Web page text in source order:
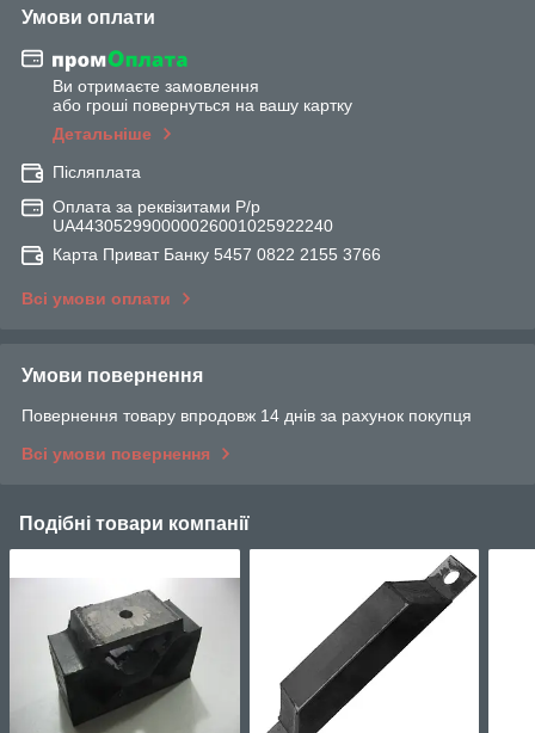
Умови оплати
Ви отримаєте замовлення
або гроші повернуться на вашу картку
Детальніше
Післяплата
Оплата за реквізитами Р/р
UA443052990000026001025922240
Карта Приват Банку 5457 0822 2155 3766
Всі умови оплати
Умови повернення
Повернення товару впродовж 14 днів за рахунок покупця
Всі умови повернення
Подібні товари компанії